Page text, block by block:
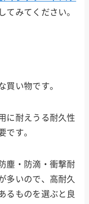
てみてください。
買い物です。
に耐えうる耐久性
です。
塵・防滴・衝撃耐
多いので、高耐久
るものを選ぶと良